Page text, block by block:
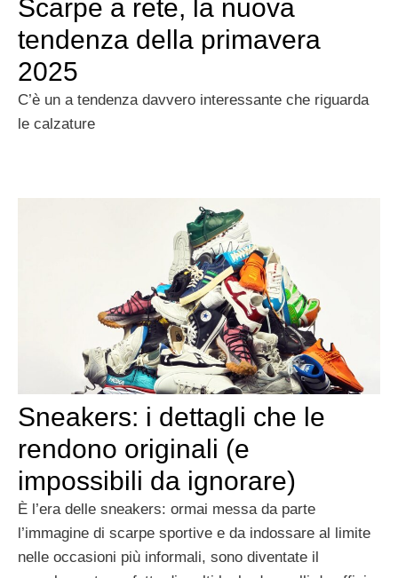
Scarpe a rete, la nuova
tendenza della primavera
2025
C’è un a tendenza davvero interessante che riguarda
le calzature
Sneakers: i dettagli che le
rendono originali (e
impossibili da ignorare)
È l’era delle sneakers: ormai messa da parte
l’immagine di scarpe sportive e da indossare al limite
nelle occasioni più informali, sono diventate il